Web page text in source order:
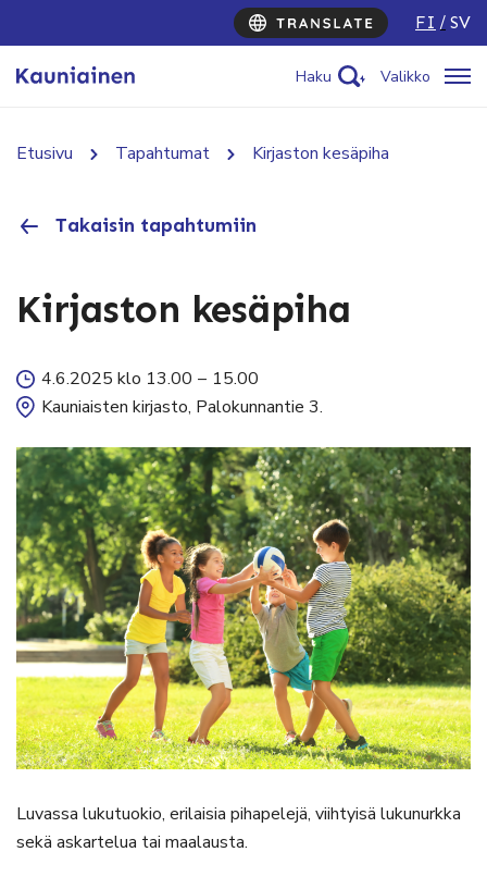
FI SV
Haku Valikko
Etusivu Tapahtumat Kirjaston kesäpiha
Takaisin tapahtumiin
Kirjaston kesäpiha
4.6.2025 klo 13.00 – 15.00
Kauniaisten kirjasto, Palokunnantie 3.
Luvassa lukutuokio, erilaisia pihapelejä, viihtyisä lukunurkka
sekä askartelua tai maalausta.